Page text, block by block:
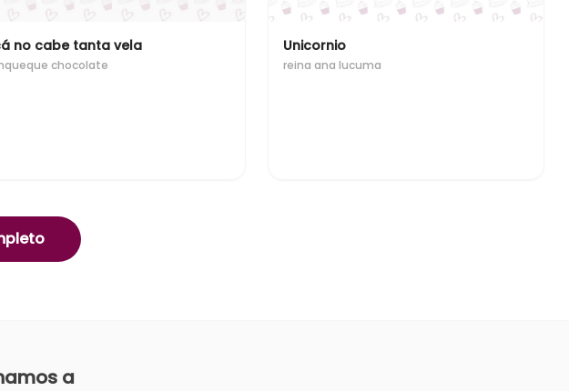
no cabe tanta vela
chocolate
Unicornio
reina ana lucuma
a